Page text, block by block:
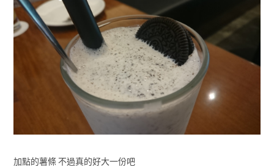
加點的薯條 不過真的好大一份吧